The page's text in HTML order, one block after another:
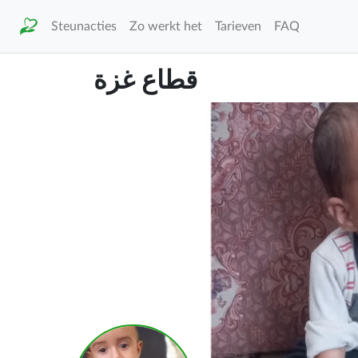
Steunacties Zo werkt het Tarieven FAQ
قطاع غزة